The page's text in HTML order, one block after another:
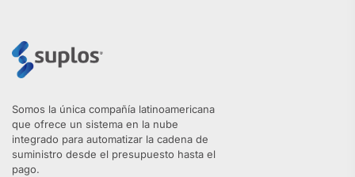
Somos la única compañía latinoamericana
que ofrece un sistema en la nube
integrado para automatizar la cadena de
suministro desde el presupuesto hasta el
pago.